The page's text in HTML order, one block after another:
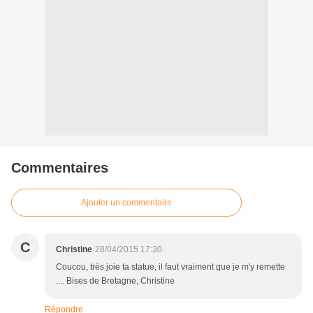
Commentaires
Ajouter un commentaire
C Christine 28/04/2015 17:30
Coucou, très joie ta statue, il faut vraiment que je m'y remette
.... Bises de Bretagne, Christine
Répondre